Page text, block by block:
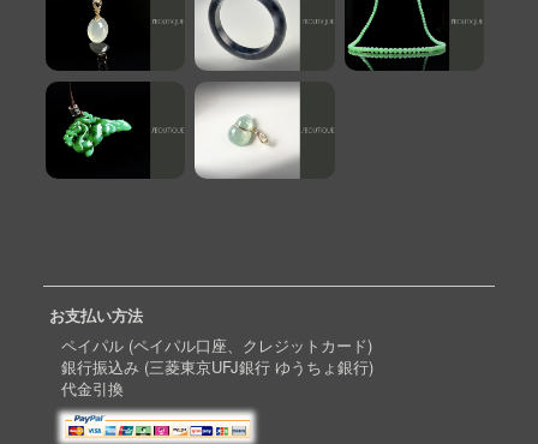
お支払い方法
ペイパル (ペイパル口座、クレジットカード)
銀行振込み (三菱東京UFJ銀行 ゆうちょ銀行)
代金引換